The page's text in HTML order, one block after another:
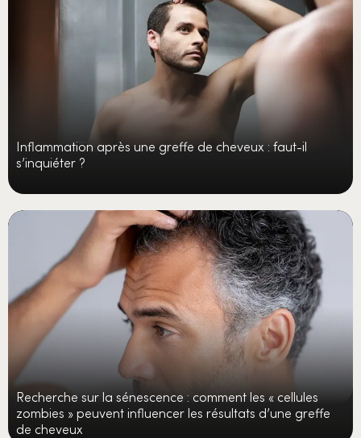
Inflammation après une greffe de cheveux : faut-il
s’inquiéter ?
Recherche sur la sénescence : comment les « cellules
zombies » peuvent influencer les résultats d’une greffe
de cheveux